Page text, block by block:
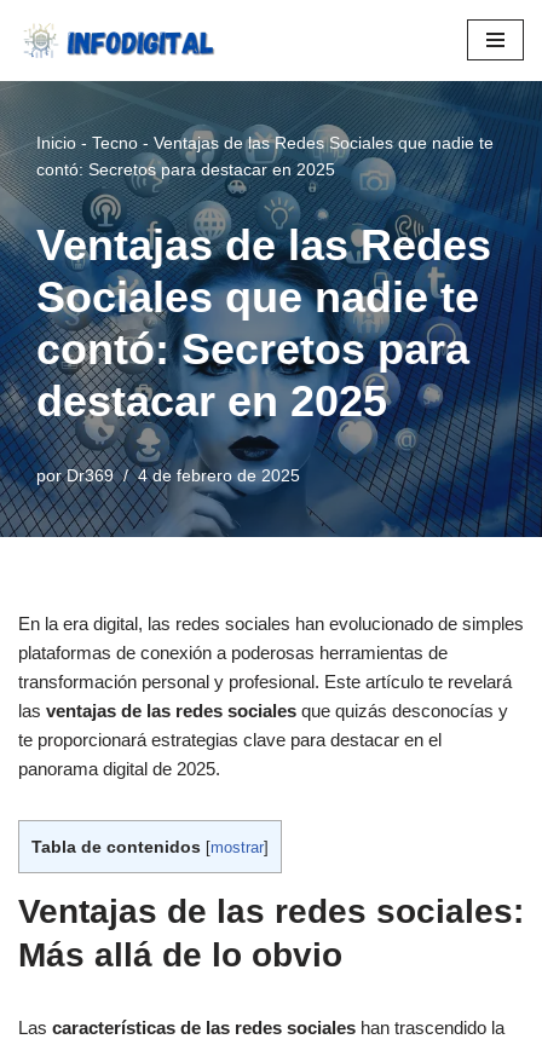
Saltar
contenido
Inicio-Tecno- Ventajas de las Redes Sociales que nadie te
contó: Secretos para destacar en 2025
Ventajas de las Redes
Sociales que nadie te
contó: Secretos para
destacar en 2025
porDr369 4 de febrero de 2025
En la era digital, las redes sociales han evolucionado de simples
plataformas de conexión a poderosas herramientas de
transformación personal y profesional. Este artículo te revelará
las ventajas de las redes sociales que quizás desconocías y
te proporcionará estrategias clave para destacar en el
panorama digital de 2025.
Tabla de contenidos [mostrar]
Ventajas de las redes sociales:
Más allá de lo obvio
Las características de las redes sociales han trascendido la